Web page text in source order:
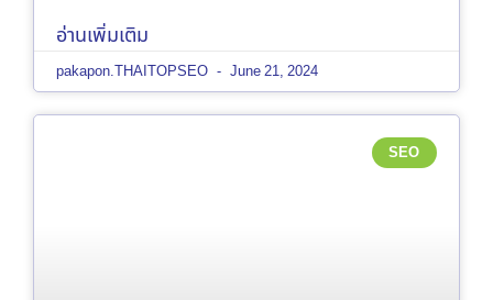
อ่านเพิ่มเติม
pakapon.THAITOPSEO June 21, 2024
SEO